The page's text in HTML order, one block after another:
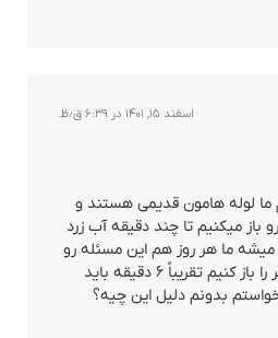
اسفند ۱۵, ۱۴۰۱ در ۶:۳۹ ق٫ظ
لوله هامون قدیمی هستند و
باز میکنیم تا چند دقیقه آب زرد
میشه ما هر روز هم این مسئله رو
داریم هر وقت بخوام شیر را باز کنیم تقریباً ۶ دقیقه باید
بدونم دلیل این چیه؟